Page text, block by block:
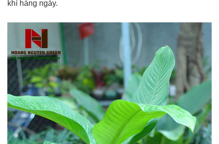
khí hàng ngày.